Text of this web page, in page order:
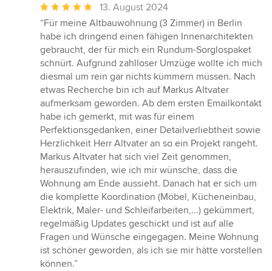
Durchschnittliche
Bewertung:
5
von
5
Sternen
13. August 2024
“Für meine Altbauwohnung (3 Zimmer) in Berlin
habe ich dringend einen fähigen Innenarchitekten
gebraucht, der für mich ein Rundum-Sorglospaket
schnürt. Aufgrund zahlloser Umzüge wollte ich mich
diesmal um rein gar nichts kümmern müssen. Nach
etwas Recherche bin ich auf Markus Altvater
aufmerksam geworden. Ab dem ersten Emailkontakt
habe ich gemerkt, mit was für einem
Perfektionsgedanken, einer Detailverliebtheit sowie
Herzlichkeit Herr Altvater an so ein Projekt rangeht.
Markus Altvater hat sich viel Zeit genommen,
herauszufinden, wie ich mir wünsche, dass die
Wohnung am Ende aussieht. Danach hat er sich um
die komplette Koordination (Möbel, Kücheneinbau,
Elektrik, Maler- und Schleifarbeiten,...) gekümmert,
regelmäßig Updates geschickt und ist auf alle
Fragen und Wünsche eingegagen. Meine Wohnung
ist schöner geworden, als ich sie mir hätte vorstellen
können.”